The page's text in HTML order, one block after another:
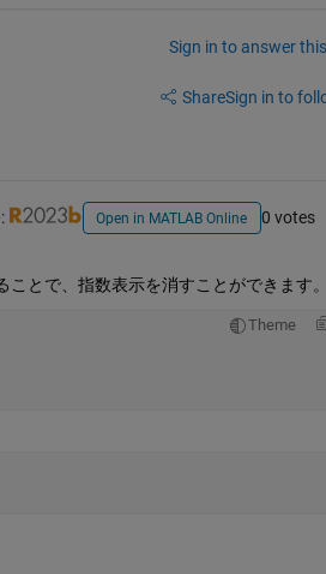
Sign in to answer
ShareSign in to
Open in MATLAB Online 0 votes
とで、指数表示を消すことができます。
Theme